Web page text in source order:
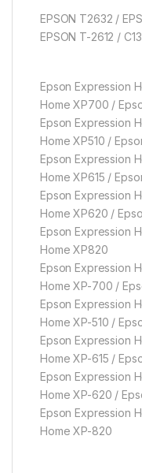
EPSON T2632 /
EPSON T-2612 /
Epson Expression
Home XP700 /
Epson Expression
Home XP510 /
Epson Expression
Home XP615 /
Epson Expression
Home XP620 /
Epson Expression
Home XP820
Epson Expression
Home XP-700 /
Epson Expression
Home XP-510 /
Epson Expression
Home XP-615 /
Epson Expression
Home XP-620 /
Epson Expression
Home XP-820